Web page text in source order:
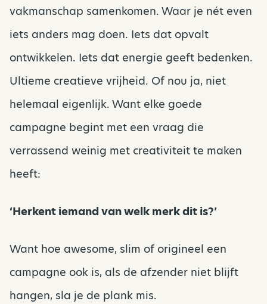
vakmanschap samenkomen. Waar je nét even
iets anders mag doen. Iets dat opvalt
ontwikkelen. Iets dat energie geeft bedenken.
Ultieme creatieve vrijheid. Of nou ja, niet
helemaal eigenlijk. Want elke goede
campagne begint met een vraag die
verrassend weinig met creativiteit te maken
heeft:
‘Herkent iemand van welk merk dit is?’
Want hoe awesome, slim of origineel een
campagne ook is, als de afzender niet blijft
hangen, sla je de plank mis.